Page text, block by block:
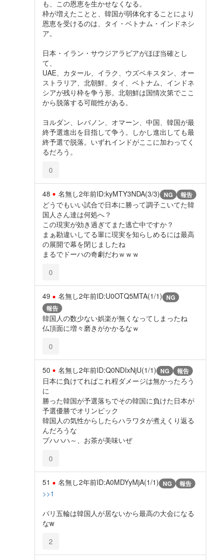
も、この恩恵を生かせなくなる。
枠が増えたことと、韓国が弱体化することにより
恩恵を受けるのは、タイ・ベトナム・インドネシ
ア。
日本・イラン・サウジアラビアがほぼ当確とし
て、
UAE、カタール、イラク、ウズベキスタン、オー
ストラリア、北朝鮮、タイ、ベトナム、インドネ
シアが残り枠を争う形。北朝鮮は国情次第でここ
から脱落する可能性がある。
ヨルダン、レバノン、オマーン、中国、韓国が最
終予選進出を目指して争う。しかし進出しても最
終予選で脱落。いずれインドがここに加わってく
るだろう。
0
48 名無し2年前ID:kyMTY3NDA(3/3) NG 報告
どうでもいい試合で日本に勝って調子こいてた韓
国人さん達は何処へ？
この現実が効き過ぎてまた逃亡中ですか？
まぁ勘違いしてる輩に現実を知らしめるには最高
の展開で幕を閉じましたね
まるでドーハの奇劇だわｗｗｗ
0
49 名無し2年前ID:U0OTQ5MTA(1/1) NG
報告
韓国人の数少ない娯楽が無くなってしまったね
仏頂面に増々磨きがかかるなｗ
0
50 名無し2年前ID:Q0NDIxNjU(1/1) NG 報告
日本に負けてればこれ程ダメージは無かったろう
に
勝った韓国が予選落ちでその韓国に負けた日本が
予選優勝でオリンピック
韓国人の気性からしたらハラワタが煮えくり返る
んだろうな
プハハハ～、お茶が美味いぜ
0
51 名無し2年前ID:A0MDYyMjA(1/1) NG 報告
>>1
パリ五輪は韓国人が居ないから最高の大会になる
なw
2